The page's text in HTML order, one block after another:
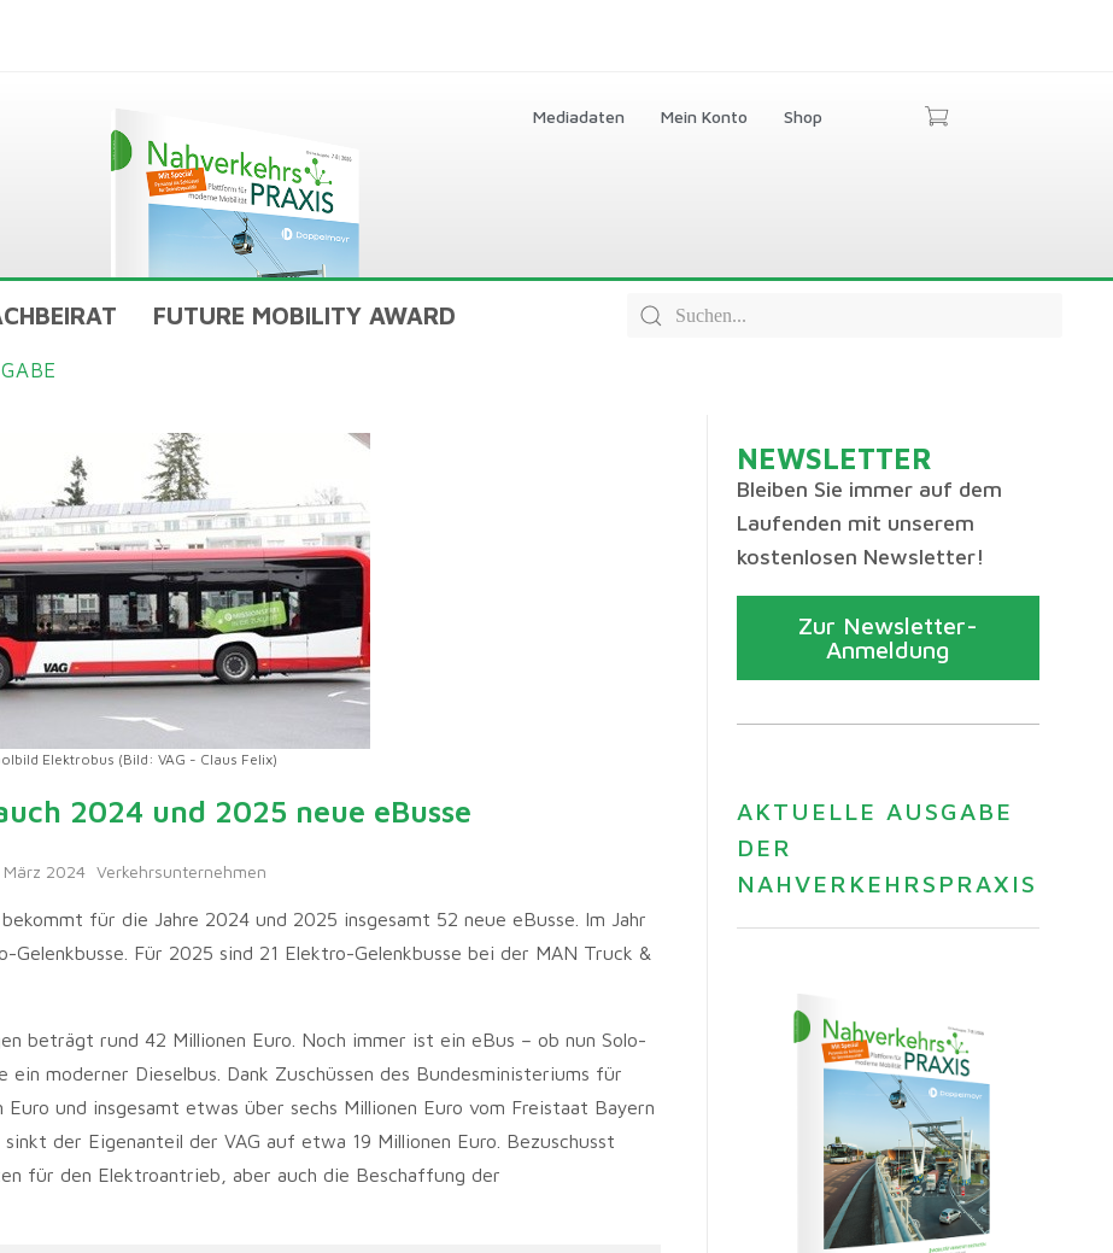
Mediadaten Mein Konto Shop
FUTURE MOBILITY AWARD
Elektrobus (Bild: VAG - Claus Felix)
2024 und 2025 neue eBusse
März 2024 Verkehrsunternehmen
für die Jahre 2024 und 2025 insgesamt 52 neue eBusse. Im Jahr
Für 2025 sind 21 Elektro-Gelenkbusse bei der MAN Truck &
beträgt rund 42 Millionen Euro. Noch immer ist ein eBus – ob nun Solo-
moderner Dieselbus. Dank Zuschüssen des Bundesministeriums für
und insgesamt etwas über sechs Millionen Euro vom Freistaat Bayern
der Eigenanteil der VAG auf etwa 19 Millionen Euro. Bezuschusst
für den Elektroantrieb, aber auch die Beschaffung der
NEWSLETTER
Bleiben Sie immer auf dem
Laufenden mit unserem
kostenlosen Newsletter!
Zur Newsletter-
Anmeldung
AKTUELLE AUSGABE
DER
NAHVERKEHRSPRAXIS